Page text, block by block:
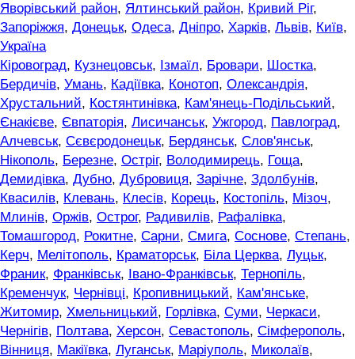
Яворівський район, Ялтинський район, Кривий Ріг,
Запоріжжя, Донецьк, Одеса, Дніпро, Харків, Львів, Київ,
Україна
Кіровоград, Кузнецовськ, Ізмаїл, Бровари, Шостка,
Бердичів, Умань, Кадіївка, Конотоп, Олександрія,
Хрустальний, Костянтинівка, Кам'янець-Подільський,
Єнакієве, Євпаторія, Лисичанськ, Ужгород, Павлоград,
Алчевськ, Сєвєродонецьк, Бердянськ, Слов'янськ,
Нікополь, Березне, Остріг, Володимирець, Гоща,
Демидівка, Дубно, Дубровиця, Зарічне, Здолбунів,
Квасилів, Клевань, Клесів, Корець, Костопіль, Мізоч,
Млинів, Оржів, Острог, Радивилів, Рафалівка,
Томашгород, Рокитне, Сарни, Смига, Соснове, Степань,
Керч, Мелітополь, Краматорськ, Біла Церква, Луцьк,
Франик, Франківськ, Івано-Франківськ, Тернопіль,
Кременчук, Чернівці, Кропивницький, Кам'янське,
Житомир, Хмельницький, Горлівка, Суми, Черкаси,
Чернігів, Полтава, Херсон, Севастополь, Сімферополь,
Вінниця, Макіївка, Луганськ, Маріуполь, Миколаїв,